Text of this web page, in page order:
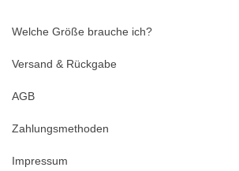
Welche Größe brauche ich?
Versand & Rückgabe
AGB
Zahlungsmethoden
Impressum